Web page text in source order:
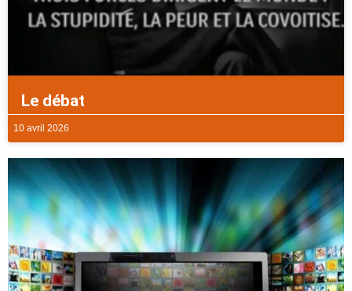
Le débat
10 avril 2026